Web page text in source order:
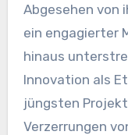
Abgesehen von
ein engagierter
hinaus
Innovation als
jüngsten
Verzerrungen